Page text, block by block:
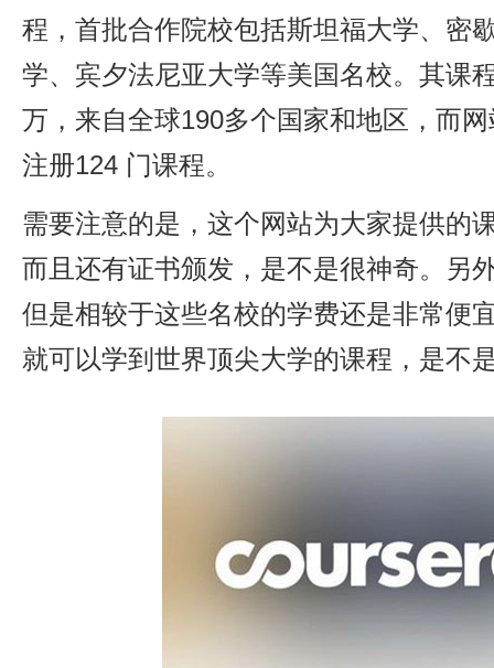
程，首批合作院校包括斯坦福大学、密
学、宾夕法尼亚大学等美国名校。其课
万，来自全球190多个国家和地区，而
注册124 门课程。
需要注意的是，这个网站为大家提供的
而且还有证书颁发，是不是很神奇。另
但是相较于这些名校的学费还是非常便
就可以学到世界顶尖大学的课程，是不